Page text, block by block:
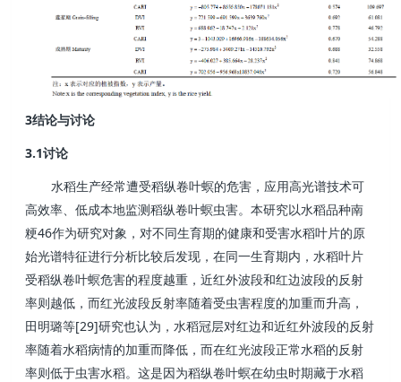
3结论与讨论
3.1讨论
水稻生产经常遭受稻纵卷叶螟的危害，应用高光谱技术可
高效率、低成本地监测稻纵卷叶螟虫害。本研究以水稻品种南
粳46作为研究对象，对不同生育期的健康和受害水稻叶片的原
始光谱特征进行分析比较后发现，在同一生育期内，水稻叶片
受稻纵卷叶螟危害的程度越重，近红外波段和红边波段的反射
率则越低，而红光波段反射率随着受虫害程度的加重而升高，
田明璐等[29]研究也认为，水稻冠层对红边和近红外波段的反射
率随着水稻病情的加重而降低，而在红光波段正常水稻的反射
率则低于虫害水稻。这是因为稻纵卷叶螟在幼虫时期藏于水稻